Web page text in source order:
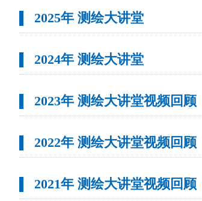
2025年 测绘大讲堂
2024年 测绘大讲堂
2023年 测绘大讲堂视频回顾
2022年 测绘大讲堂视频回顾
2021年 测绘大讲堂视频回顾